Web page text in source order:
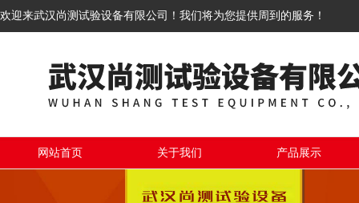
欢迎来武汉尚测试验设备有限公司！我们将为您提供周到的服务！
网站首页 关于我们 产品展示